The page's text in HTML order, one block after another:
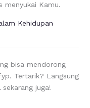
menyukai Kamu.
Kehidupan
bisa mendorong
Tertarik? Langsung
sekarang juga!